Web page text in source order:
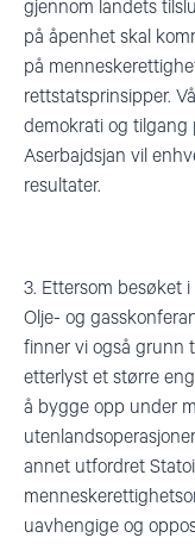
gjennom landets
på åpenhet skal
på
rettstatsprinsipper.
demokrati og tilgang
Aserbajdsjan vil
resultater.
3. Ettersom besøket
Olje- og
finner vi også grunn
etterlyst et større
å bygge opp under
annet utfordret
uavhengige og